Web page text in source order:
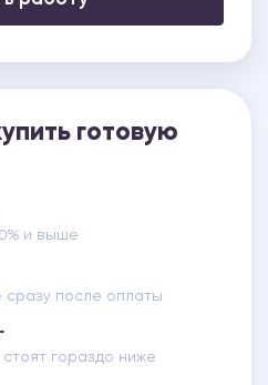
готовую
и выше
сразу после оплаты
гораздо ниже